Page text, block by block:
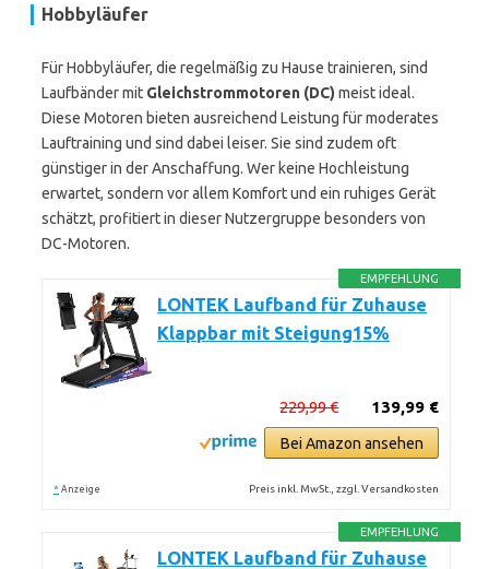
Hobbyläufer
Für Hobbyläufer, die regelmäßig zu Hause trainieren, sind
Laufbänder mit Gleichstrommotoren (DC) meist ideal.
Diese Motoren bieten ausreichend Leistung für moderates
Lauftraining und sind dabei leiser. Sie sind zudem oft
günstiger in der Anschaffung. Wer keine Hochleistung
erwartet, sondern vor allem Komfort und ein ruhiges Gerät
schätzt, profitiert in dieser Nutzergruppe besonders von
DC-Motoren.
EMPFEHLUNG
LONTEK Laufband für Zuhause
Klappbar mit Steigung15%
139,99 €
229,99 €
Bei Amazon ansehen
* Anzeige Preis inkl. MwSt., zzgl. Versandkosten
EMPFEHLUNG
LONTEK Laufband für Zuhause